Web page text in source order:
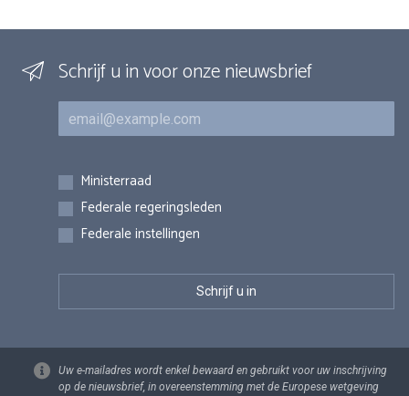
Schrijf u in voor onze nieuwsbrief
E-mail
Inschrijvingen
Ministerraad
Federale regeringsleden
Federale instellingen
Uw e-mailadres wordt enkel bewaard en gebruikt voor uw inschrijving
op de nieuwsbrief, in overeenstemming met de Europese wetgeving